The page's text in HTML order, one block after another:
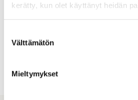
kerätty, kun olet käyttänyt heidän
valinta
Välttämätön
Mieltymykset
Luomumansikkaglögitiiviste